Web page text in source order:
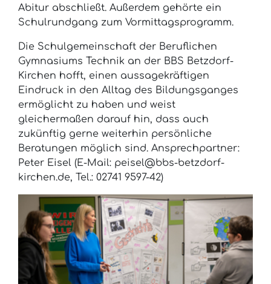
Abitur abschließt. Außerdem gehörte ein
Schulrundgang zum Vormittagsprogramm.
Die Schulgemeinschaft der Beruflichen
Gymnasiums Technik an der BBS Betzdorf-
Kirchen hofft, einen aussagekräftigen
Eindruck in den Alltag des Bildungsganges
ermöglicht zu haben und weist
gleichermaßen darauf hin, dass auch
zukünftig gerne weiterhin persönliche
Beratungen möglich sind. Ansprechpartner:
Peter Eisel (E-Mail: peisel@bbs-betzdorf-
kirchen.de, Tel.: 02741 9597-42)